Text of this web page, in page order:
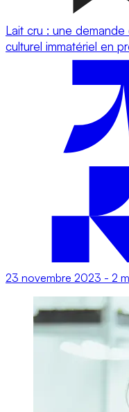
Lait cru : une demande
culturel immatériel en
23 novembre 2023 - 2